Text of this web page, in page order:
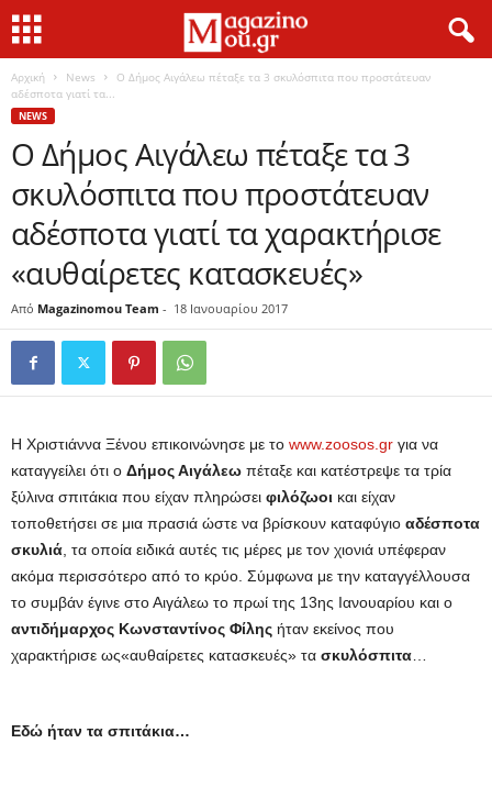
Αρχική News
Ο Δήμος Αιγάλεω πέταξε τα 3 σκυλόσπιτα που προστάτευαν
αδέσποτα γιατί τα...
NEWS
Ο Δήμος Αιγάλεω πέταξε τα 3
σκυλόσπιτα που προστάτευαν
αδέσποτα γιατί τα χαρακτήρισε
«αυθαίρετες κατασκευές»
Από Magazinomou Team - 18 Ιανουαρίου 2017
Η Χριστιάννα Ξένου επικοινώνησε με το www.zoosos.gr για να
καταγγείλει ότι ο Δήμος Αιγάλεω πέταξε και κατέστρεψε τα τρία
ξύλινα σπιτάκια που είχαν πληρώσει φιλόζωοι και είχαν
τοποθετήσει σε μια πρασιά ώστε να βρίσκουν καταφύγιο αδέσποτα
σκυλιά , τα οποία ειδικά αυτές τις μέρες με τον χιονιά υπέφεραν
ακόμα περισσότερο από το κρύο. Σύμφωνα με την καταγγέλλουσα
το συμβάν έγινε στο Αιγάλεω το πρωί της 13ης Ιανουαρίου και ο
αντιδήμαρχος Κωνσταντίνος Φίλης ήταν εκείνος που
χαρακτήρισε ως«αυθαίρετες κατασκευές» τα σκυλόσπιτα
Εδώ ήταν τα σπιτάκια…